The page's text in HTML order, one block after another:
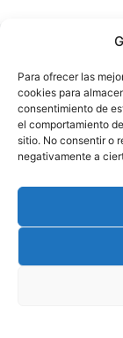
Para ofrecer las
cookies para
consentimiento de
el comportamiento
sitio. No consentir o
negativamente a
Advertencia
Política de
Aviso legal
Política de